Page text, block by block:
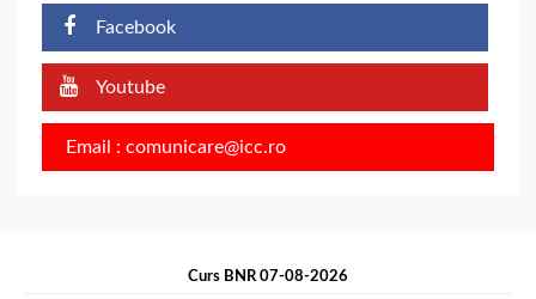
Facebook
Youtube
Email : comunicare@icc.ro
Curs BNR 07-08-2026